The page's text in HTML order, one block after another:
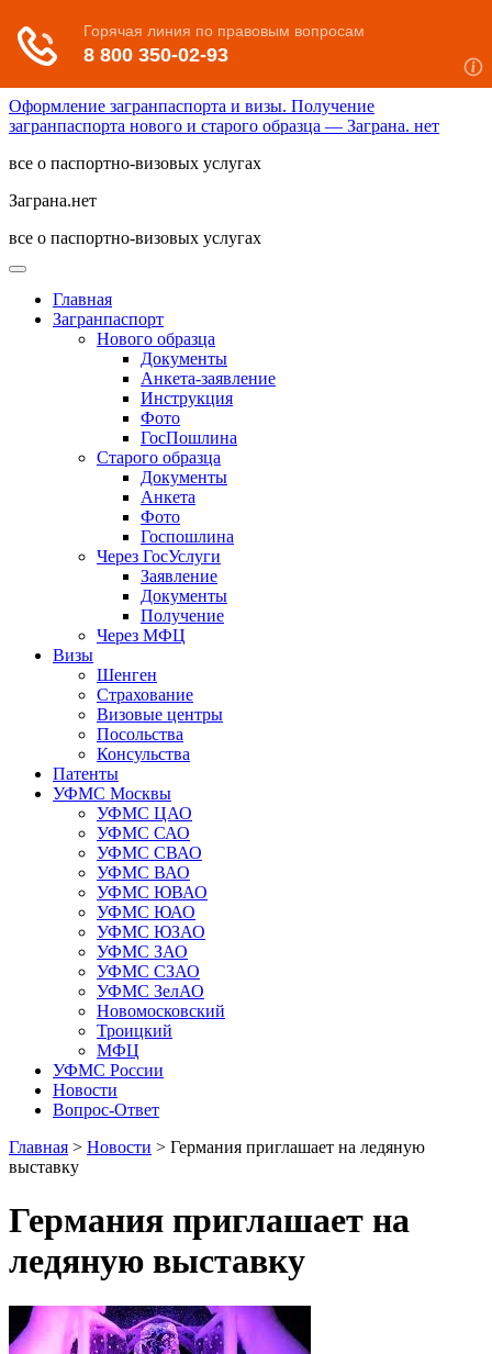
Оформление загранпаспорта и визы. Получение
загранпаспорта нового и старого образца — Заграна. нет
все о паспортно-визовых услугах
Заграна.нет
все о паспортно-визовых услугах
Главная
Загранпаспорт
Нового образца
Документы
Анкета-заявление
Инструкция
Фото
ГосПошлина
Старого образца
Документы
Анкета
Фото
Госпошлина
Через ГосУслуги
Заявление
Документы
Получение
Через МФЦ
Визы
Шенген
Страхование
Визовые центры
Посольства
Консульства
Патенты
УФМС Москвы
УФМС ЦАО
УФМС САО
УФМС СВАО
УФМС ВАО
УФМС ЮВАО
УФМС ЮАО
УФМС ЮЗАО
УФМС ЗАО
УФМС СЗАО
УФМС ЗелАО
Новомосковский
Троицкий
МФЦ
УФМС России
Новости
Вопрос-Ответ
Главная > Новости > Германия приглашает на ледяную
выставку
Германия приглашает на
ледяную выставку